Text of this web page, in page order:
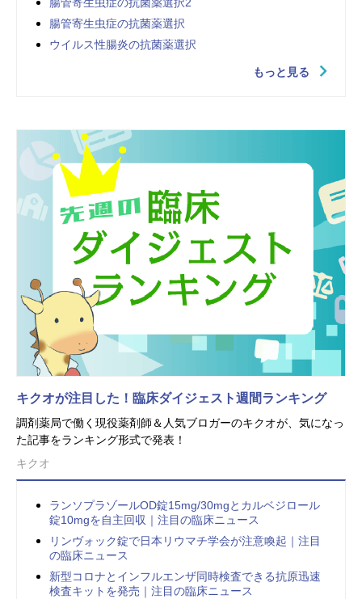
腸管寄生虫症の抗菌薬選択
ウイルス性腸炎の抗菌薬選択
もっと見る
キクオが注目した！臨床ダイジェスト週間ランキング
調剤薬局で働く現役薬剤師＆人気ブロガーのキクオが、気になっ
た記事をランキング形式で発表！
キクオ
ランソプラゾールOD錠15mg/30mgとカルベジロール
錠10mgを自主回収｜注目の臨床ニュース
リンヴォック錠で日本リウマチ学会が注意喚起｜注目
の臨床ニュース
新型コロナとインフルエンザ同時検査できる抗原迅速
検査キットを発売｜注目の臨床ニュース